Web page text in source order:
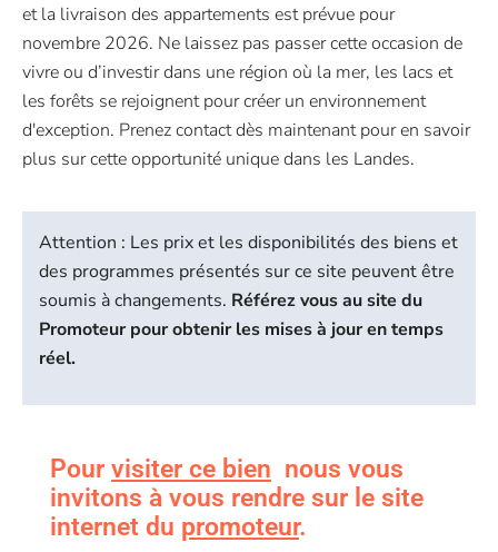
et la livraison des appartements est prévue pour
novembre 2026. Ne laissez pas passer cette occasion de
vivre ou d’investir dans une région où la mer, les lacs et
les forêts se rejoignent pour créer un environnement
d'exception. Prenez contact dès maintenant pour en savoir
plus sur cette opportunité unique dans les Landes.
Attention : Les prix et les disponibilités des biens et
des programmes présentés sur ce site peuvent être
soumis à changements. Référez vous au site du
Promoteur pour obtenir les mises à jour en temps
réel.
Pour visiter ce bien nous vous
invitons à vous rendre sur le site
internet du promoteur.